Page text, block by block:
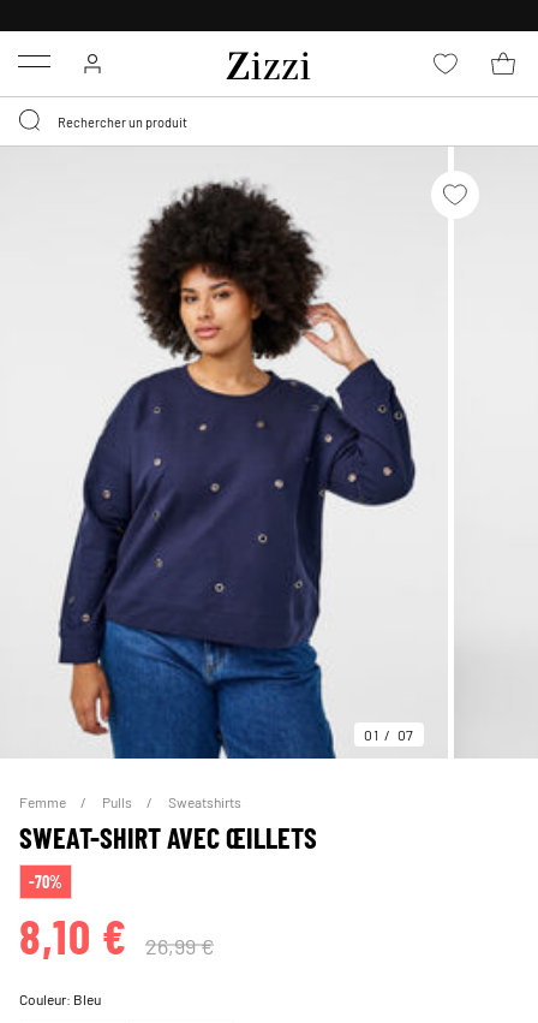
Menu
01 07
Femme Pulls Sweatshirts
SWEAT-SHIRT AVEC ŒILLETS
-70%
8,10 € 26,99 €
Couleur: Bleu